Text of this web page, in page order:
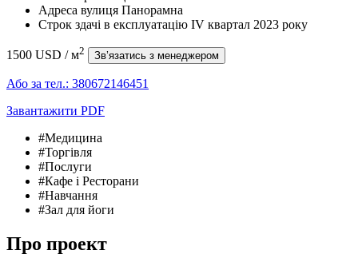
Адреса вулиця Панорамна
Строк здачі в експлуатацію IV квартал 2023 року
1500 USD / м2 Зв’язатись з менеджером
Або за тел.: 380672146451
Завантажити PDF
#Медицина
#Торгівля
#Послуги
#Кафе і Ресторани
#Навчання
#Зал для йоги
Про проект